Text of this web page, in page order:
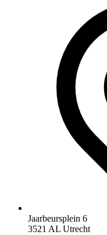
Jaarbeursplein 6
3521 AL Utrecht